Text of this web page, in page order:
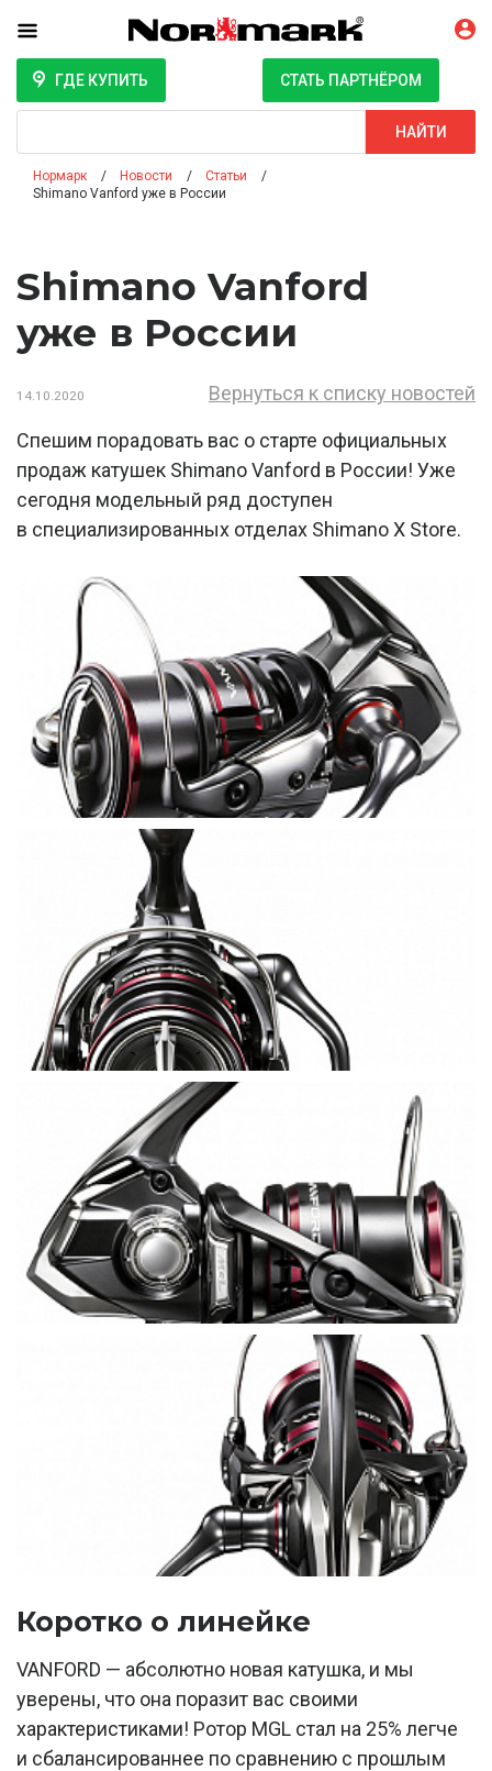
ГДЕ КУПИТЬ СТАТЬ ПАРТНЁРОМ
НАЙТИ
Нормарк Новости
Статьи
Shimano Vanford уже в России
Shimano Vanford
уже в России
14.10.2020 Вернуться к списку новостей
Спешим порадовать вас о старте официальных
продаж катушек Shimano Vanford в России! Уже
сегодня модельный ряд доступен
в специализированных отделах Shimano X Store.
Коротко о линейке
VANFORD — абсолютно новая катушка, и мы
уверены, что она поразит вас своими
характеристиками! Ротор MGL стал на 25% легче
и сбалансированнее по сравнению с прошлым